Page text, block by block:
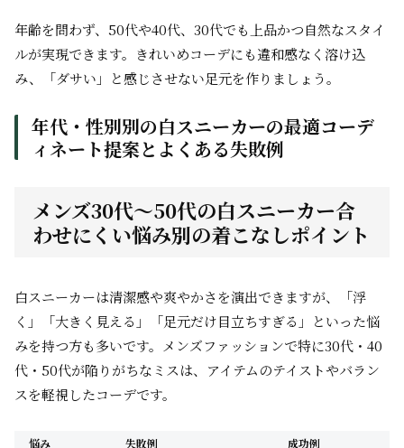
年齢を問わず、50代や40代、30代でも上品かつ自然なスタイ
ルが実現できます。きれいめコーデにも違和感なく溶け込
み、「ダサい」と感じさせない足元を作りましょう。
年代・性別別の白スニーカーの最適コーデ
ィネート提案とよくある失敗例
メンズ30代～50代の白スニーカー合
わせにくい悩み別の着こなしポイント
白スニーカーは清潔感や爽やかさを演出できますが、「浮
く」「大きく見える」「足元だけ目立ちすぎる」といった悩
みを持つ方も多いです。メンズファッションで特に30代・40
代・50代が陥りがちなミスは、アイテムのテイストやバラン
スを軽視したコーデです。
悩み 失敗例 成功例